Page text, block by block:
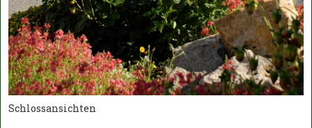
Schlossansichten